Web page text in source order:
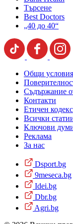
Търсене
Best Doctors
„40 до 40“
Общи условия
Съдържание
Контакти
Етичен кодекс
Всички
Ключови
Реклама
За нас
Dsport.bg
9meseca.bg
Idei.bg
Dbr.bg
Agri.bg